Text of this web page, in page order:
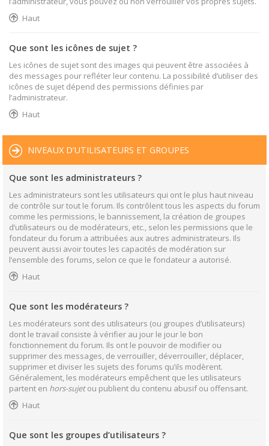
Haut
Que sont les icônes de sujet ?
Les icônes de sujet sont des images qui peuvent être associées à
des messages pour refléter leur contenu. La possibilité d’utiliser des
icônes de sujet dépend des permissions définies par
l’administrateur.
Haut
NIVEAUX D’UTILISATEURS ET GROUPES
Que sont les administrateurs ?
Les administrateurs sont les utilisateurs qui ont le plus haut niveau
de contrôle sur tout le forum. Ils contrôlent tous les aspects du forum
comme les permissions, le bannissement, la création de groupes
d’utilisateurs ou de modérateurs, etc., selon les permissions que le
fondateur du forum a attribuées aux autres administrateurs. Ils
peuvent aussi avoir toutes les capacités de modération sur
l’ensemble des forums, selon ce que le fondateur a autorisé.
Haut
Que sont les modérateurs ?
Les modérateurs sont des utilisateurs (ou groupes d’utilisateurs)
dont le travail consiste à vérifier au jour le jour le bon
fonctionnement du forum. Ils ont le pouvoir de modifier ou
supprimer des messages, de verrouiller, déverrouiller, déplacer,
supprimer et diviser les sujets des forums qu’ils modèrent.
Généralement, les modérateurs empêchent que les utilisateurs
partent en hors-sujetou publient du contenu abusif ou offensant.
Haut
Que sont les groupes d’utilisateurs ?